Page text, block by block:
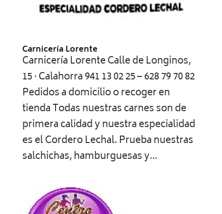
Carnicería Lorente
Carnicería Lorente Calle de Longinos,
15 · Calahorra 941 13 02 25 – 628 79 70 82
Pedidos a domicilio o recoger en
tienda Todas nuestras carnes son de
primera calidad y nuestra especialidad
es el Cordero Lechal. Prueba nuestras
salchichas, hamburguesas y...